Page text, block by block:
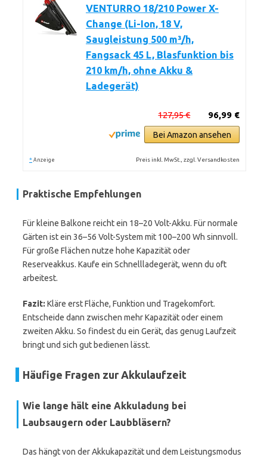
VENTURRO 18/210 Power X-
Change (Li-Ion, 18 V,
Saugleistung 500 m³/h,
Fangsack 45 L, Blasfunktion bis
210 km/h, ohne Akku &
Ladegerät)
96,99 €
127,95 €
Bei Amazon ansehen
* Anzeige Preis inkl. MwSt., zzgl. Versandkosten
Praktische Empfehlungen
Für kleine Balkone reicht ein 18–20 Volt-Akku. Für normale
Gärten ist ein 36–56 Volt-System mit 100–200 Wh sinnvoll.
Für große Flächen nutze hohe Kapazität oder
Reserveakkus. Kaufe ein Schnellladegerät, wenn du oft
arbeitest.
Fazit: Kläre erst Fläche, Funktion und Tragekomfort.
Entscheide dann zwischen mehr Kapazität oder einem
zweiten Akku. So findest du ein Gerät, das genug Laufzeit
bringt und sich gut bedienen lässt.
Häufige Fragen zur Akkulaufzeit
Wie lange hält eine Akkuladung bei
Laubsaugern oder Laubbläsern?
Das hängt von der Akkukapazität und dem Leistungsmodus